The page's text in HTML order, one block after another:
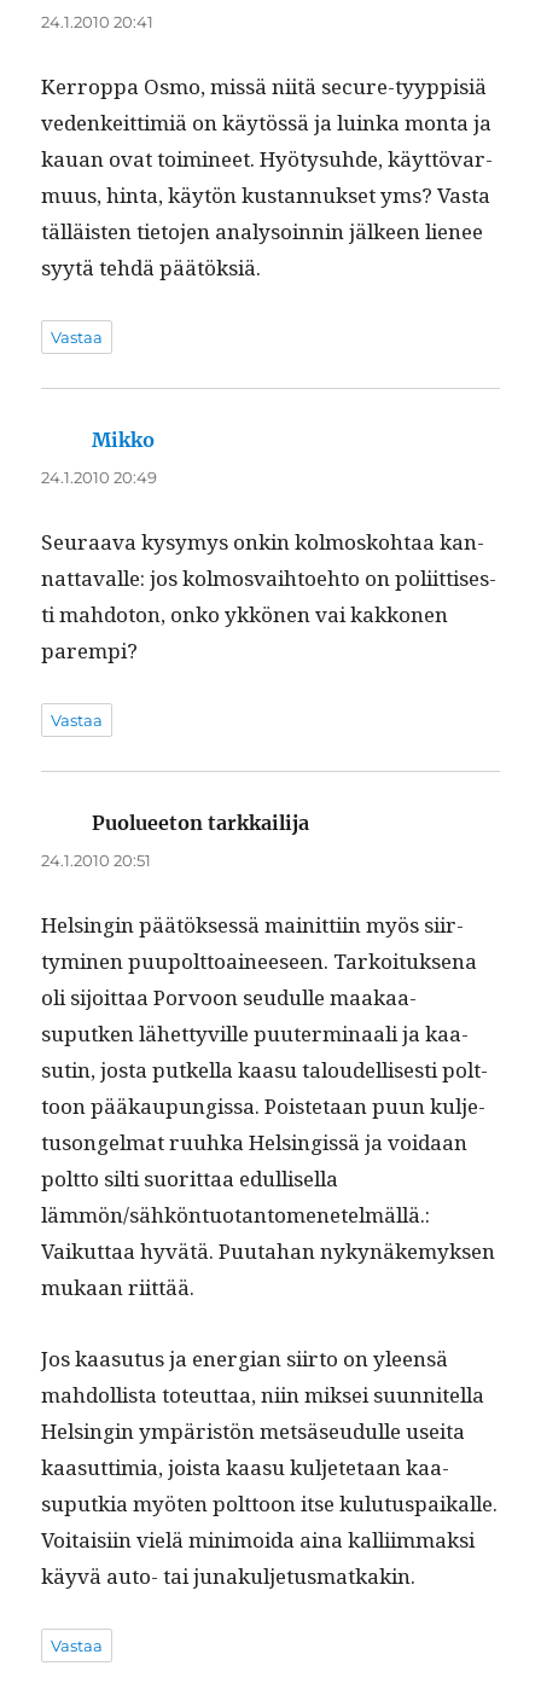
24.1.2010 20:41
Ker­rop­pa Osmo, mis­sä niitä secure-tyyp­pisiä
vedenkeit­tim­iä on käytössä ja luin­ka mon­ta ja
kauan ovat toim­i­neet. Hyö­ty­suhde, käyt­tö­var­
muus, hin­ta, käytön kus­tan­nuk­set yms? Vas­ta
täl­läis­ten tieto­jen analysoin­nin jäl­keen lie­nee
syytä tehdä päätöksiä.
Vastaa
Mikko
24.1.2010 20:49
Seu­raa­va kysymys onkin kol­mosko­htaa kan­
nat­tavalle: jos kol­mosvai­h­toe­hto on poli­it­tis­es­
ti mah­do­ton, onko ykkö­nen vai kakko­nen
parempi?
Vastaa
Puolueeton tarkkailija
24.1.2010 20:51
Helsin­gin päätök­sessä mainit­ti­in myös siir­
tymi­nen puupolt­toaineeseen. Tarkoituk­se­na
oli sijoit­taa Por­voon seudulle maakaa­
suputken lähet­tyville puuter­mi­naali ja kaa­
sutin, jos­ta putkel­la kaa­su taloudel­lis­es­ti polt­
toon pääkaupungis­sa. Pois­te­taan puun kul­je­
tu­songel­mat ruuh­ka Helsingis­sä ja voidaan
polt­to silti suorit­taa edullisel­la
lämmön/sähköntuotantomenetelmällä.:
Vaikut­taa hyvätä. Puu­ta­han nykynäke­myk­sen
mukaan riittää.
Jos kaa­su­tus ja ener­gian siir­to on yleen­sä
mah­dol­lista toteut­taa, niin mik­sei suun­nitel­la
Helsin­gin ympäristön met­säseudulle usei­ta
kaa­sut­timia, joista kaa­su kul­jete­taan kaa­
suputkia myöten polt­toon itse kulu­tu­s­paikalle.
Voitaisi­in vielä min­i­moi­da aina kalli­im­mak­si
käyvä auto- tai junakuljetusmatkakin.
Vastaa